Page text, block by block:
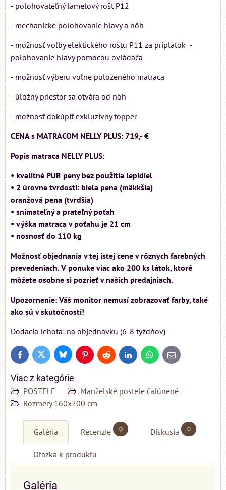
- polohovateľný lamelový rošt P12
- mechanické polohovanie hlavy a nôh
- možnosť voľby elektického roštu P11 za príplatok -
polohovanie hlavy pomocou ovládača
- možnosť výberu voľne položeného matraca
- úložný priestor sa otvára od nôh
- možnosť dokúpiť exkluzívny topper
CENA s MATRACOM NELLY PLUS: 719,- €
Popis matraca NELLY PLUS:
• kvalitné PUR peny bez použitia lepidiel
• 2 úrovne tvrdosti: biela pena (mäkkšia)
oranžová pena (tvrdšia)
• snímateľný a prateľný poťah
• výška matraca v poťahu je 21 cm
• nosnosť do 110 kg
Možnosť objednania v tej istej cene v rôznych farebných
prevedeniach. V ponuke viac ako 200 ks látok, ktoré
môžete osobne si pozrieť v našich predajniach.
Upozornenie: Váš monitor nemusí zobrazovať farby, také
ako sú v skutočnosti!
Dodacia lehota: na objednávku (6-8 týždňov)
FacebookTwitter BlueskyPinterestReddit LinkedInWhatsApp
E-
mail
Viac z kategórie
POSTELE
Manželské postele čalúnené
Rozmery 160x200 cm
Galéria Recenzie 0 Diskusia 0
Otázka k produktu
Galéria